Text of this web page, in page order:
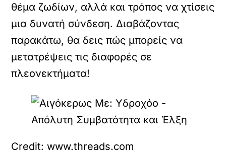
θέμα ζωδίων, αλλά και τρόπος να χτίσεις
μια δυνατή σύνδεση. Διαβάζοντας
παρακάτω, θα δεις πώς μπορείς να
μετατρέψεις τις διαφορές σε
πλεονεκτήματα!
Credit: www.threads.com